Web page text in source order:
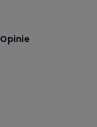
Opinie